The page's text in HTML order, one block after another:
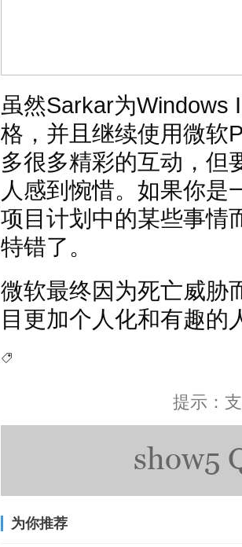
虽然Sarkar为Windows
格，并且继续使用微软
多很多精彩的互动，但
人感到惋惜。如果你是
项目计划中的某些事情
特错了。
微软最终因为死亡威胁
目更加个人化和有趣的
提示：
为你推荐